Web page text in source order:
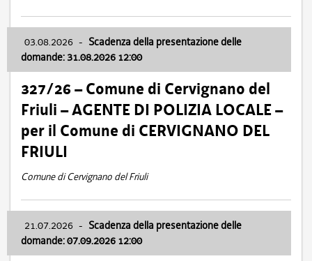
03.08.2026 - Scadenza della presentazione delle
domande: 31.08.2026 12:00
327/26 – Comune di Cervignano del
Friuli – AGENTE DI POLIZIA LOCALE –
per il Comune di CERVIGNANO DEL
FRIULI
Comune di Cervignano del Friuli
21.07.2026 - Scadenza della presentazione delle
domande: 07.09.2026 12:00